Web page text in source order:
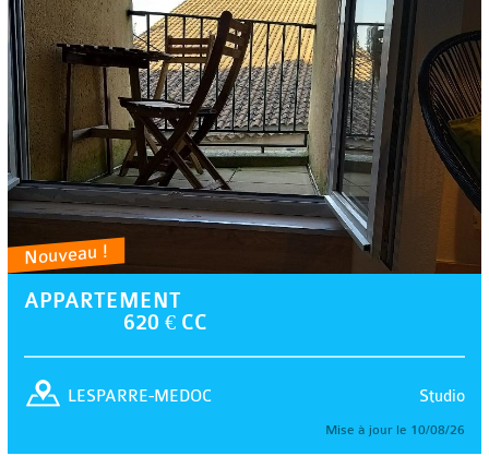
Nouveau !
APPARTEMENT
620 € CC
Studio
LESPARRE-MEDOC
Mise à jour le 10/08/26